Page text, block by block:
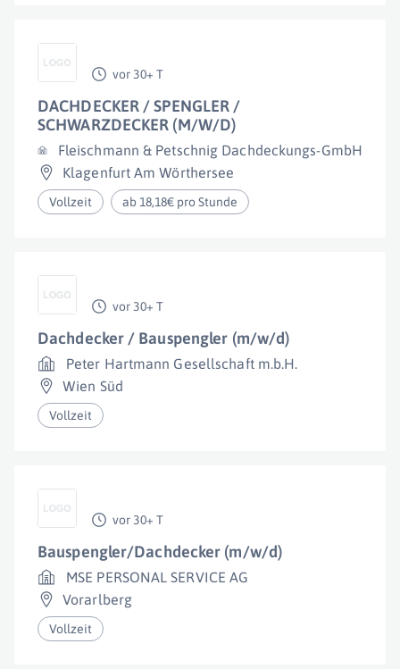
vor 30+ T
DACHDECKER / SPENGLER /
SCHWARZDECKER (M/W/D)
Fleischmann & Petschnig Dachdeckungs-GmbH
Klagenfurt Am Wörthersee
Vollzeit ab 18,18€ pro Stunde
vor 30+ T
Dachdecker / Bauspengler (m/w/d)
Peter Hartmann Gesellschaft m.b.H.
Wien Süd
Vollzeit
vor 30+ T
Bauspengler/Dachdecker (m/w/d)
MSE PERSONAL SERVICE AG
Vorarlberg
Vollzeit